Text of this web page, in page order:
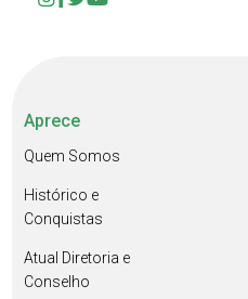
Aprece
Quem Somos
Histórico e
Conquistas
Atual Diretoria e
Conselho